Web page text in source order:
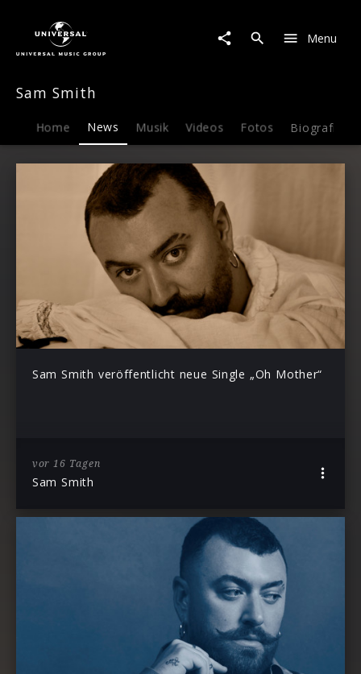
News
Menu
Sam Smith
Home News Musik Videos Fotos Biografie
Sam Smith veröffentlicht neue Single „Oh Mother“
vor 16 Tagen
Sam Smith